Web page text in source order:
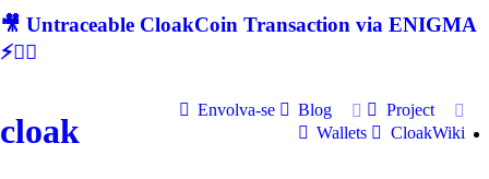
🎥 Untraceable CloakCoin Transaction via ENIGMA
⚡🕵‍♂
cloak
Envolva-se Blog
Project
Wallets
CloakWiki